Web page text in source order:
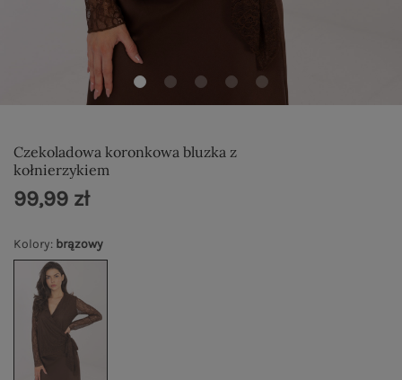
Czekoladowa koronkowa bluzka z
kołnierzykiem
Kolory: brązowy
99,99 zł